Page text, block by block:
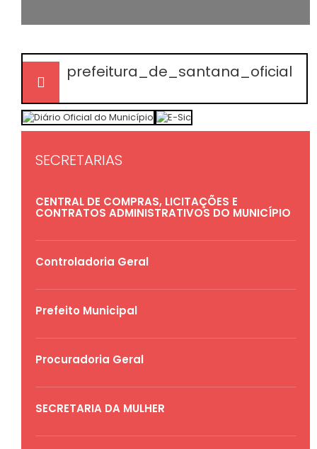
prefeitura_de_santana_oficial
SECRETARIAS
CENTRAL DE COMPRAS, LICITAÇÕES E
CONTRATOS ADMINISTRATIVOS DO MUNICÍPIO
Controladoria Geral
Prefeito Municipal
Procuradoria Geral
SECRETARIA DA MULHER